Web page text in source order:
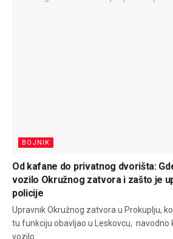
BOJNIK
Od kafane do privatnog dvorišta:
vozilo Okružnog zatvora i zašto je
policije
Upravnik Okružnog zatvora u Prokuplju,
tu funkciju obavljao u Leskovcu, navodno
vozilo...